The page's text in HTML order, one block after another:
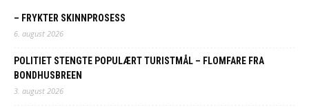
– FRYKTER SKINNPROSESS
6. august 2026
POLITIET STENGTE POPULÆRT TURISTMÅL – FLOMFARE FRA
BONDHUSBREEN
3. august 2026